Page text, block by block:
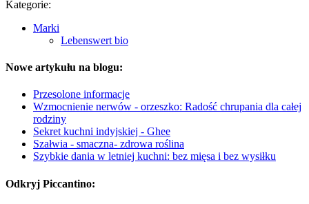
Kategorie:
Marki
Lebenswert bio
Nowe artykułu na blogu:
Przesolone informacje
Wzmocnienie nerwów - orzeszko: Radość chrupania dla całej
rodziny
Sekret kuchni indyjskiej - Ghee
Szałwia - smaczna- zdrowa roślina
Szybkie dania w letniej kuchni: bez mięsa i bez wysiłku
Odkryj Piccantino: